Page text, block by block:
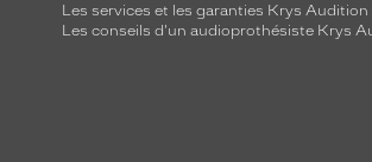
Les services et les garanties Krys Audition
Les conseils d'un audioprothésiste Krys